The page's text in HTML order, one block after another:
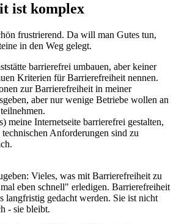
ist komplex
frustrierend. Da will man Gutes tun,
in den Weg gelegt.
barrierefrei umbauen, aber keiner
Kriterien für Barrierefreiheit nennen.
zur Barrierefreiheit in meiner
aber nur wenige Betriebe wollen an
meine Internetseite barrierefrei gestalten,
technischen Anforderungen sind zu
Vieles, was mit Barrierefreiheit zu
eben schnell" erledigen. Barrierefreiheit
langfristig gedacht werden. Sie ist nicht
- sie bleibt.